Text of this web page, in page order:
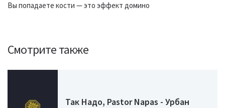
Вы попадаете кости — это эффект домино
Смотрите также
Так Надо, Pastor Napas - Урбан